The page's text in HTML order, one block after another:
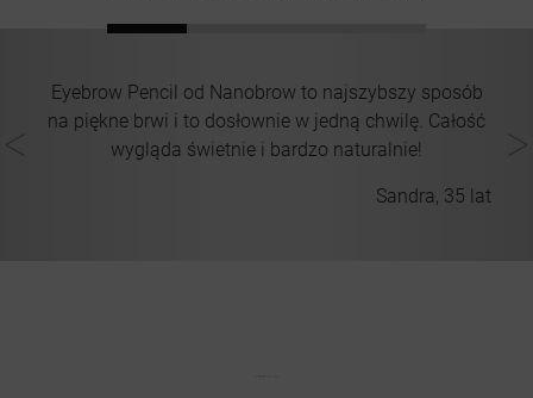
Eyebrow Pencil od Nanobrow to najszybszy sposób
na piękne brwi i to dosłownie w jedną chwilę. Całość
wygląda świetnie i bardzo naturalnie!
Sandra, 35 lat